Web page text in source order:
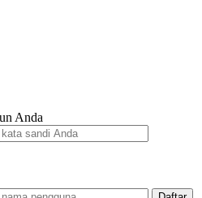
Anda